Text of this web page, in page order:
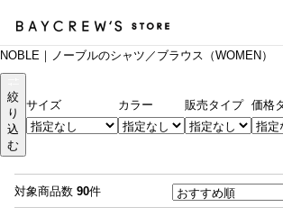
NOBLE｜ノーブルのシャツ／ブラウス（WOMEN）
絞
り
込
む
サイズ カラー 販売タイプ 価格
対象商品数 90件